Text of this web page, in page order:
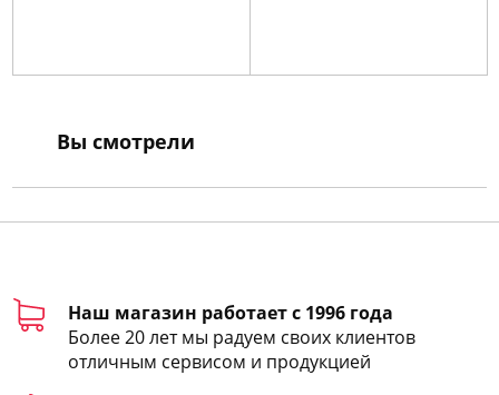
Вы смотрели
Наш магазин работает с 1996 года
Более 20 лет мы радуем своих клиентов
отличным сервисом и продукцией